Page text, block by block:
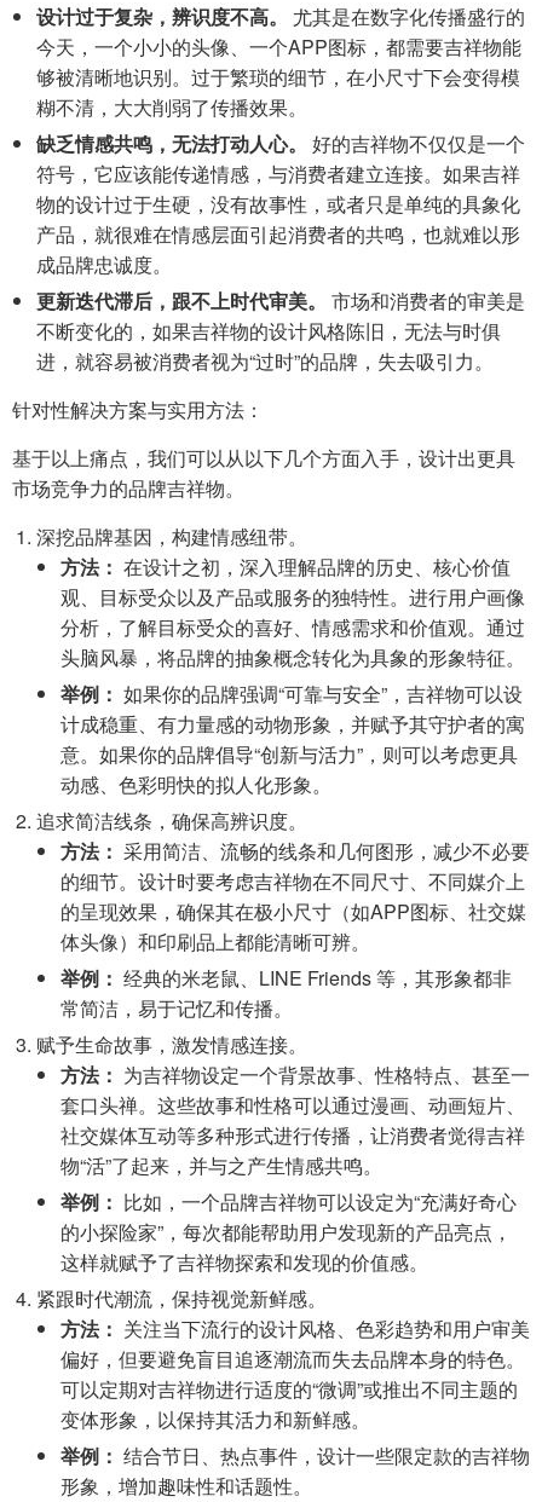
设计过于复杂，辨识度不高。
尤其是在数字化传播盛行的
今天，一个小小的头像、一个APP图标，都需要吉祥物能
够被清晰地识别。过于繁琐的细节，在小尺寸下会变得模
糊不清，大大削弱了传播效果。
缺乏情感共鸣，无法打动人心。
好的吉祥物不仅仅是一个
符号，它应该能传递情感，与消费者建立连接。如果吉祥
物的设计过于生硬，没有故事性，或者只是单纯的具象化
产品，就很难在情感层面引起消费者的共鸣，也就难以形
成品牌忠诚度。
更新迭代滞后，跟不上时代审美。
市场和消费者的审美是
不断变化的，如果吉祥物的设计风格陈旧，无法与时俱
进，就容易被消费者视为“过时”的品牌，失去吸引力。
针对性解决方案与实用方法：
基于以上痛点，我们可以从以下几个方面入手，设计出更具
市场竞争力的品牌吉祥物。
深挖品牌基因，构建情感纽带。
方法： 在设计之初，深入理解品牌的历史、核心价值
观、目标受众以及产品或服务的独特性。进行用户画像
分析，了解目标受众的喜好、情感需求和价值观。通过
头脑风暴，将品牌的抽象概念转化为具象的形象特征。
举例： 如果你的品牌强调“可靠与安全”，吉祥物可以设
计成稳重、有力量感的动物形象，并赋予其守护者的寓
意。如果你的品牌倡导“创新与活力”，则可以考虑更具
动感、色彩明快的拟人化形象。
追求简洁线条，确保高辨识度。
方法： 采用简洁、流畅的线条和几何图形，减少不必要
的细节。设计时要考虑吉祥物在不同尺寸、不同媒介上
的呈现效果，确保其在极小尺寸（如APP图标、社交媒
体头像）和印刷品上都能清晰可辨。
举例： 经典的米老鼠、LINE Friends 等，其形象都非
常简洁，易于记忆和传播。
赋予生命故事，激发情感连接。
方法： 为吉祥物设定一个背景故事、性格特点、甚至一
套口头禅。这些故事和性格可以通过漫画、动画短片、
社交媒体互动等多种形式进行传播，让消费者觉得吉祥
物“活”了起来，并与之产生情感共鸣。
举例： 比如，一个品牌吉祥物可以设定为“充满好奇心
的小探险家”，每次都能帮助用户发现新的产品亮点，
这样就赋予了吉祥物探索和发现的价值感。
紧跟时代潮流，保持视觉新鲜感。
方法： 关注当下流行的设计风格、色彩趋势和用户审美
偏好，但要避免盲目追逐潮流而失去品牌本身的特色。
可以定期对吉祥物进行适度的“微调”或推出不同主题的
变体形象，以保持其活力和新鲜感。
举例： 结合节日、热点事件，设计一些限定款的吉祥物
形象，增加趣味性和话题性。